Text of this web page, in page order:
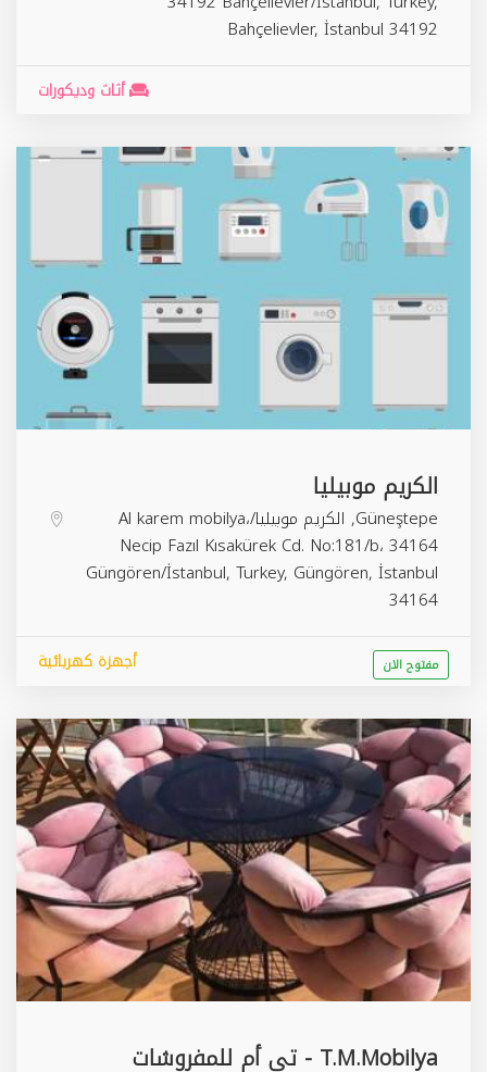
Bahçelievler, İstanbul 34192
أثاث وديكورات
الكريم موبيليا
Güneştepe, الكريم موبيليا/Al karem mobilya،
Necip Fazıl Kısakürek Cd. No:181/b، 34164
Güngören/İstanbul, Turkey, Güngören, İstanbul
34164
أجهزة كهربائية مفتوح الان
T.M.Mobilya - تي أم للمفروشات